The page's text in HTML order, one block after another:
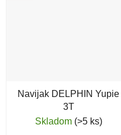
Navijak DELPHIN Yupie
3T
Skladom (>5 ks)